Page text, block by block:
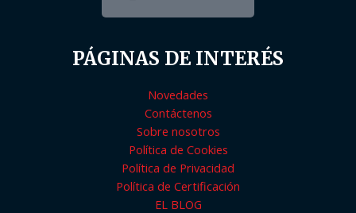
PÁGINAS DE INTERÉS
Novedades
Contáctenos
Sobre nosotros
Política de Cookies
Política de Privacidad
Política de Certificación
EL BLOG